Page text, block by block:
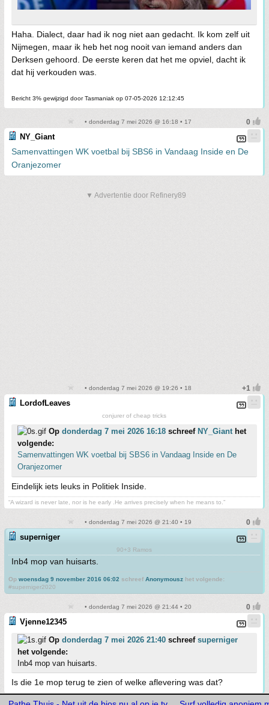
Haha. Dialect, daar had ik nog niet aan gedacht. Ik kom zelf uit
Nijmegen, maar ik heb het nog nooit van iemand anders dan
Derksen gehoord. De eerste keren dat het me opviel, dacht ik
dat hij verkouden was.
Bericht 3% gewijzigd door Tasmaniak op 07-05-2026 12:12:45
• donderdag 7 mei 2026 @ 16:18 • 17
NY_Giant
Samenvattingen WK voetbal bij SBS6 in Vandaag Inside en De
Oranjezomer
▼ Advertentie door Refinery89
• donderdag 7 mei 2026 @ 19:26 • 18
LordofLeaves
conjurer of cheap tricks
Op donderdag 7 mei 2026 16:18 schreef NY_Gianthet
volgende:
Samenvattingen WK voetbal bij SBS6 in Vandaag Inside en De
Oranjezomer
Eindelijk iets leuks in Politiek Inside.
“A wizard is never late, nor is he early .He arrives precisely when he means to.”
• donderdag 7 mei 2026 @ 21:40 • 19
superniger
90+3 Ramos
Inb4 mop van huisarts.
Op woensdag 9 november 2016 06:02 schreef Anonymousz het volgende:
#superniger2020
• donderdag 7 mei 2026 @ 21:44 • 20
Vjenne12345
Op donderdag 7 mei 2026 21:40 schreef superniger
het volgende:
Inb4 mop van huisarts.
Is die 1e mop terug te zien of welke aflevering was dat?